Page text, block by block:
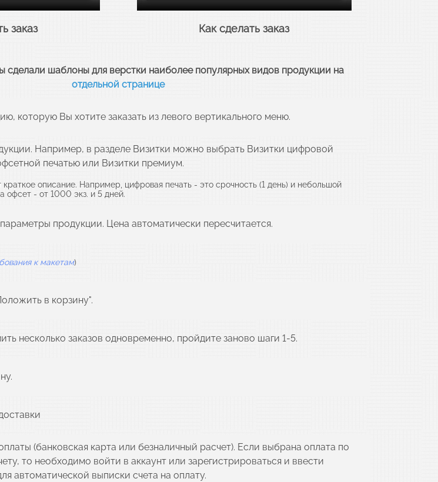
заказ Как сделать заказ
сделали шаблоны для верстки наиболее популярных видов продукции на
отдельной странице
которую Вы хотите заказать из левого вертикального меню.
Например, в разделе Визитки можно выбрать Визитки цифровой
печатью или Визитки премиум.
описание. Например, цифровая печать - это срочность (1 день) и небольшой
офсет - от 1000 экз. и 5 дней.
продукции. Цена автоматически пересчитается.
к макетам)
в корзину".
несколько заказов одновременно, пройдите заново шаги 1-5.
(банковская карта или безналичный расчет). Если выбрана оплата по
то необходимо войти в аккаунт или зарегистрироваться и ввести
автоматической выписки счета на оплату.